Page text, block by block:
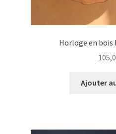
Horloge en
Ajouter